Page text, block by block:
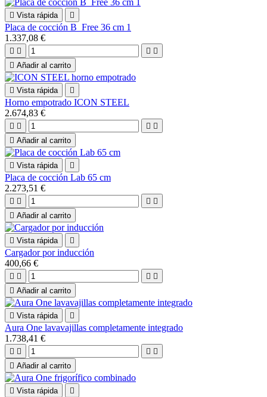
 Vista rápida 
Placa de cocción B_Free 36 cm 1
1.337,08 €
   
 Añadir al carrito
 Vista rápida 
Horno empotrado ICON STEEL
2.674,83 €
   
 Añadir al carrito
 Vista rápida 
Placa de cocción Lab 65 cm
2.273,51 €
   
 Añadir al carrito
 Vista rápida 
Cargador por inducción
400,66 €
   
 Añadir al carrito
 Vista rápida 
Aura One lavavajillas completamente integrado
1.738,41 €
   
 Añadir al carrito
 Vista rápida 